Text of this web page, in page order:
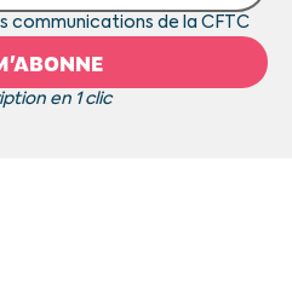
en 1 clic
communications de la CFTC